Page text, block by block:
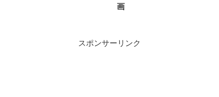
画
スポンサーリンク